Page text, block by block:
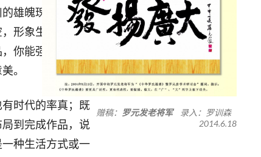
雄魄瑰丽，阴柔
形象生动，笔墨
你能强烈感受到
。
时代的率真；既
到完成作品，说
种生活方式或一
赠稿： 罗元发老将军录入：罗训森
2014.6.18